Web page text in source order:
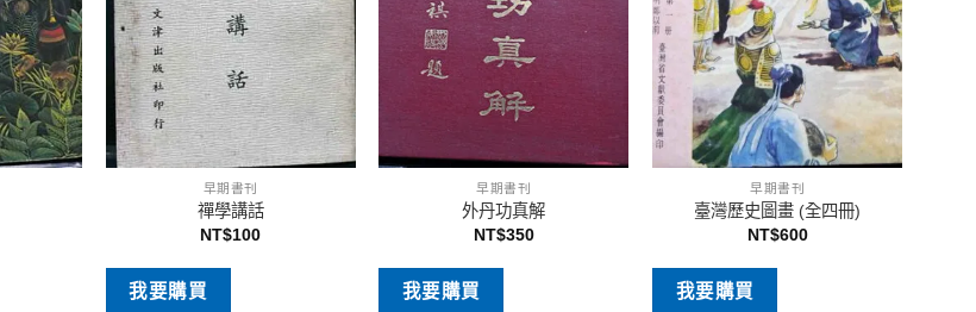
早期書刊
禪學講話
NT$100
我要購買
早期書刊
外丹功真解
NT$350
我要購買
早期書刊
臺灣歷史圖畫 (全四冊)
NT$600
我要購買